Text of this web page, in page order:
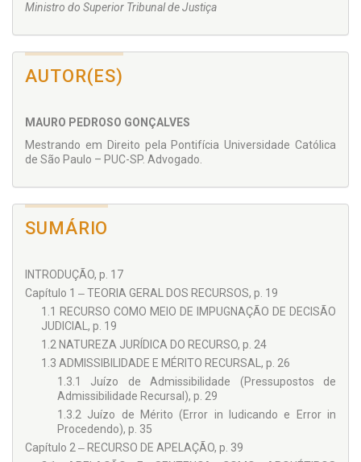
Ministro do Superior Tribunal de Justiça
AUTOR(ES)
MAURO PEDROSO GONÇALVES
Mestrando em Direito pela Pontifícia Universidade Católica
de São Paulo – PUC-SP. Advogado.
SUMÁRIO
INTRODUÇÃO, p. 17
Capítulo 1 ‒ TEORIA GERAL DOS RECURSOS, p. 19
1.1 RECURSO COMO MEIO DE IMPUGNAÇÃO DE DECISÃO
JUDICIAL, p. 19
1.2 NATUREZA JURÍDICA DO RECURSO, p. 24
1.3 ADMISSIBILIDADE E MÉRITO RECURSAL, p. 26
1.3.1 Juízo de Admissibilidade (Pressupostos de
Admissibilidade Recursal), p. 29
1.3.2 Juízo de Mérito (Error in Iudicando e Error in
Procedendo), p. 35
Capítulo 2 ‒ RECURSO DE APELAÇÃO, p. 39